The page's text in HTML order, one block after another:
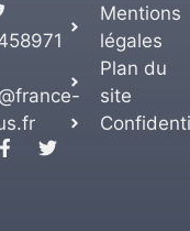
Mentions
légales
Plan du
site